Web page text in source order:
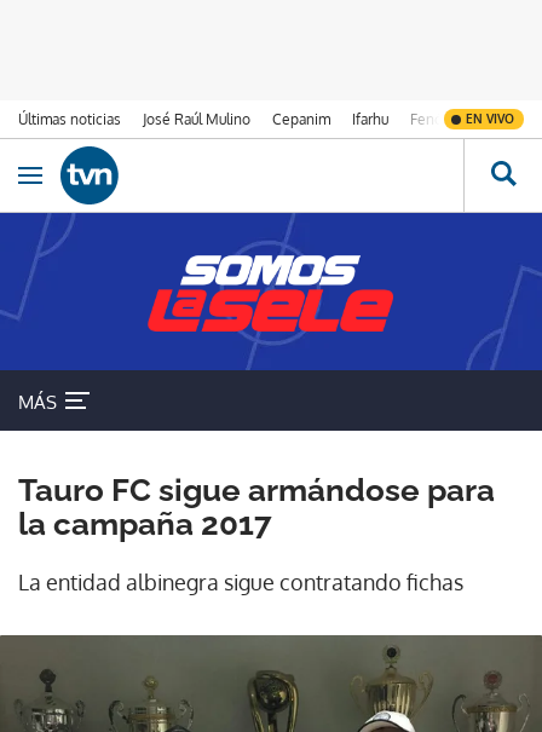
Últimas noticias José Raúl Mulino Cepanim Ifarhu Fenómeno de El
EN VIVO
Ir al contenido
Obrir navegació
MÁS
Tauro FC sigue armándose para
la campaña 2017
La entidad albinegra sigue contratando fichas